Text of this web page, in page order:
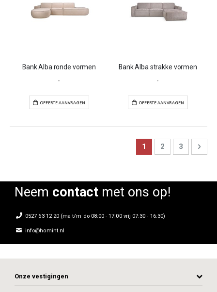
Bank Alba ronde vormen
-
Bank Alba strakke vormen
-
Page
You're currently
1 Page
2 Page
3 Page
Next
Neem contactmet ons op!
0527 63 12 20 (ma t/m do 08:00 - 17:00 vrij 07:30 - 16:30)
info@homint.nl
Onze vestigingen